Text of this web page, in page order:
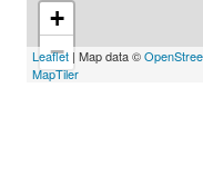
+
−
Leaflet | Map data ©
MapTiler